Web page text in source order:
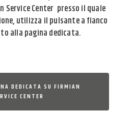
Service Center presso il quale
utilizza il pulsante a fianco
alla pagina dedicata.
DEDICATA SU FIRMIAN
CENTER